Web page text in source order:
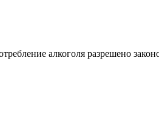
алкоголя разрешено